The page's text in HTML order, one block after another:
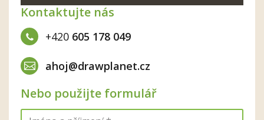
Kontaktujte nás
+420 605 178 049
ahoj@drawplanet.cz
Nebo použijte formulář